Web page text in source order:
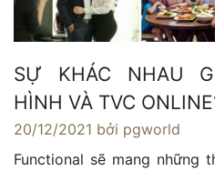
SỰ KHÁC NHAU
HÌNH VÀ TVC
20/12/2021 bởi pgworld
Functional sẽ mang những